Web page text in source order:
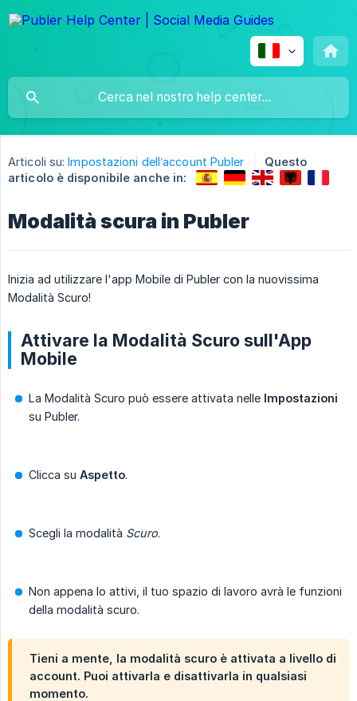
Articoli su: Impostazioni dell’account Publer
Questo
articolo è disponibile anche in:
Modalità scura in Publer
Inizia ad utilizzare l'app Mobile di Publer con la nuovissima
Modalità Scuro!
Attivare la Modalità Scuro sull'App
Mobile
La Modalità Scuro può essere attivata nelle Impostazioni
su Publer.
Clicca su Aspetto.
Scegli la modalità Scuro.
Non appena lo attivi, il tuo spazio di lavoro avrà le funzioni
della modalità scuro.
Tieni a mente, la modalità scuro è attivata a livello di
account. Puoi attivarla e disattivarla in qualsiasi
momento.